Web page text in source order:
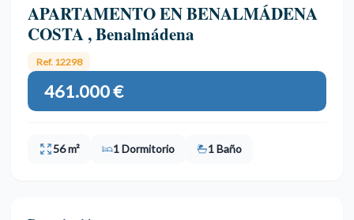
APARTAMENTO EN BENALMÁDENA
COSTA , Benalmádena
Ref. 12298
461.000 €
56 m² 1 Dormitorio 1 Baño